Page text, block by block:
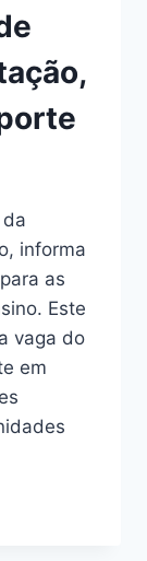
informa
as
Este
vaga do
em